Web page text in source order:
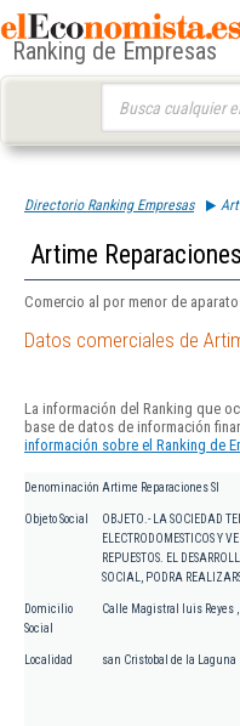
Ranking de Empresas
Directorio Ranking Empresas
Artime
Comercio al por menor de
Datos comerciales de
La información del Ranking que
base de datos de información
información sobre el Ranking de
Denominación Artime Reparaciones Sl
Objeto Social
OBJETO.- LA SOCIEDAD
ELECTRODOMESTICOS Y
REPUESTOS. EL
SOCIAL, PODRA
Domicilio
Social
Calle Magistral luis Reyes ,
Localidad san Cristobal de la Laguna